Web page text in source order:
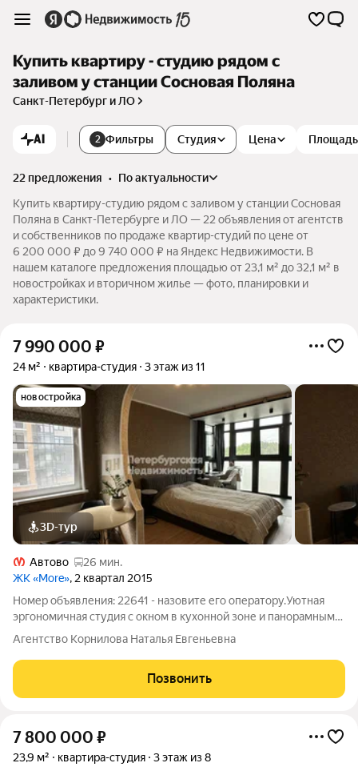
Купить квартиру - студию рядом с
заливом у станции Сосновая Поляна
Санкт-Петербург и ЛО
AI 2 Фильтры Студия Цена Площадь
22 предложения •
по актуальности
Купить квартиру-студию рядом с заливом у станции Сосновая
Поляна в Санкт-Петербурге и ЛО — 22 объявления от агентств
и собственников по продаже квартир-студий по цене от
6 200 000 ₽ до 9 740 000 ₽ на Яндекс Недвижимости. В
нашем каталоге предложения площадью от 23,1 м² до 32,1 м² в
новостройках и вторичном жилье — фото, планировки и
характеристики.
7 990 000 ₽
24 м² квартира-студия 3 этаж из 11
новостройка
3D-тур
Автово
26 мин.
ЖК «More», 2 квартал 2015
Номер объявления: 22641 - назовите его оператору.Уютная
эргономичная студия с окном в кухонной зоне и панорамным
балконом. Квартира находится в современном и обжитом
квартале ЖК «МОРЕ». Объект с мебелью и техникой,
полностью подходит для комфортного
Агентство Корнилова Наталья Евгеньевна
Позвонить
7 800 000 ₽
23,9 м² квартира-студия 3 этаж из 8